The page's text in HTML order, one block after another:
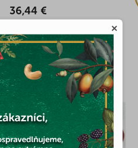
36,44 €
ZAUJÍMAŤ
×